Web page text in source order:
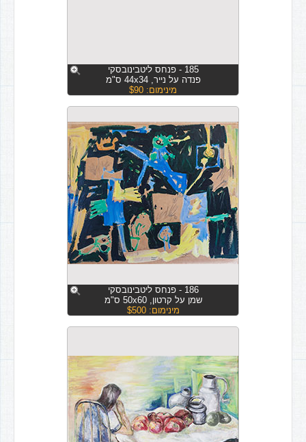
185 - פנחס ליטבינובסקי
פנדה על נייר, 44x34 ס"מ
מינימום: $90
186 - פנחס ליטבינובסקי
שמן על קרטון, 50x60 ס"מ
מינימום: $500